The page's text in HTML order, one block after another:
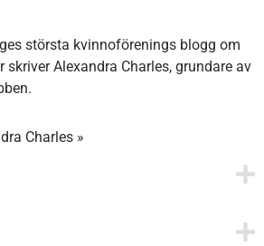
största kvinnoförenings blogg om
Alexandra Charles, grundare av
Charles »